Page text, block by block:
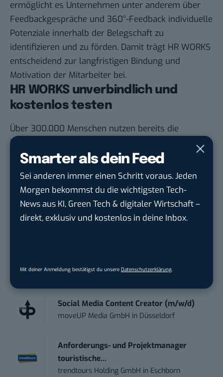
Smarter als dein Feed
Sei anderen immer einen Schritt voraus. Jeden
Morgen bekommst du die wichtigsten Tech-
News aus KI, Green Tech & digitaler Wirtschaft –
direkt, exklusiv und kostenlos in deine Inbox.
Mit deiner Anmeldung bestätigst du unsere Datenschutzerklärung.
ermöglicht es Unternehmen unter anderem über
Feedbackgespräche und 360°-Feedback individuelle
Potenziale innerhalb der Belegschaft zu
identifizieren und zu förden. Damit trägt HR WORKS
entscheidend zur langfristigen Bindung und
Motivation der Mitarbeiter bei.
HR WORKS unverbindlich und
kostenlos testen
Über 300.000 Menschen nutzen bereits die
Softwarelösung von dem Unternehmen. Möchtest
du dich selbst davon überzeugen, wie dir HR
WORKS im Alltag die Arbeit erleichtert und
teilweise sogar abnimmt? Dann kannst du
HR
WORKS jetzt 30 Tage lang kostenlos und
unverbindlich testen
Social Media Content Creator (m/w/d)
moveUP Media GmbH in Düsseldorf
Anforderungs- und Projektmanager
touristische...
trendtours Holding GmbH in Eschborn